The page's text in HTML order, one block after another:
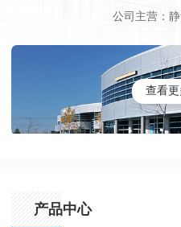
公司主营：
查看更
产品中心